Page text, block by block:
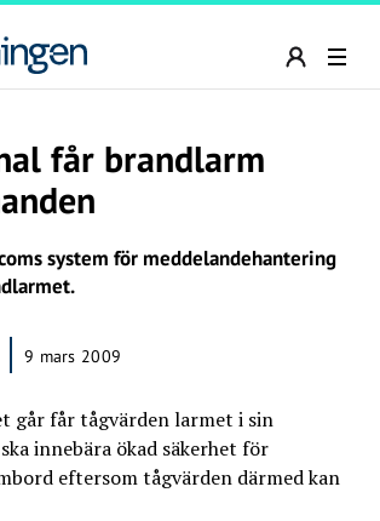
får brandlarm
system för meddelandehantering
9 mars 2009
går får tågvärden larmet i sin
innebära ökad säkerhet för
eftersom tågvärden därmed kan